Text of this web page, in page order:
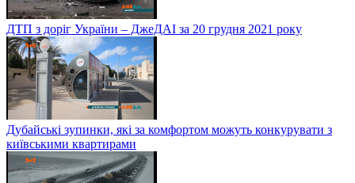
ДТП з доріг України – ДжеДАІ за 20 грудня 2021 року
Дубайські зупинки, які за комфортом можуть конкурувати з
київськими квартирами